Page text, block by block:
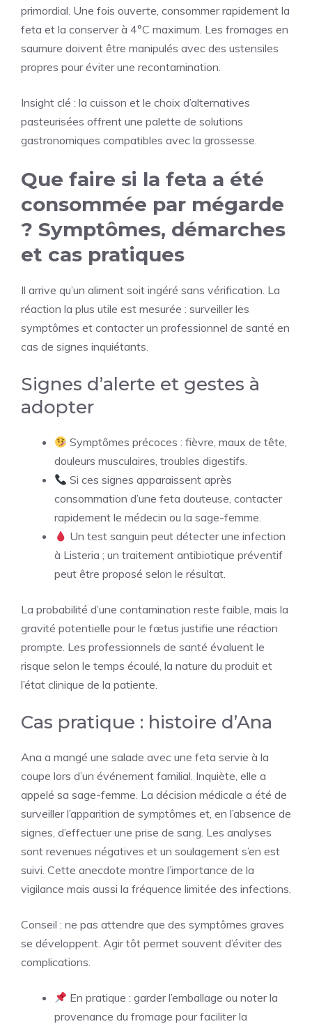
primordial. Une fois ouverte, consommer rapidement la
feta et la conserver à 4°C maximum. Les fromages en
saumure doivent être manipulés avec des ustensiles
propres pour éviter une recontamination.
Insight clé : la cuisson et le choix d’alternatives
pasteurisées offrent une palette de solutions
gastronomiques compatibles avec la grossesse.
Que faire si la feta a été
consommée par mégarde
? Symptômes, démarches
et cas pratiques
Il arrive qu’un aliment soit ingéré sans vérification. La
réaction la plus utile est mesurée : surveiller les
symptômes et contacter un professionnel de santé en
cas de signes inquiétants.
Signes d’alerte et gestes à
adopter
Symptômes précoces : fièvre, maux de tête,
douleurs musculaires, troubles digestifs.
Si ces signes apparaissent après
consommation d’une feta douteuse, contacter
rapidement le médecin ou la sage-femme.
Un test sanguin peut détecter une infection
à Listeria ; un traitement antibiotique préventif
peut être proposé selon le résultat.
La probabilité d’une contamination reste faible, mais la
gravité potentielle pour le fœtus justifie une réaction
prompte. Les professionnels de santé évaluent le
risque selon le temps écoulé, la nature du produit et
l’état clinique de la patiente.
Cas pratique : histoire d’Ana
Ana a mangé une salade avec une feta servie à la
coupe lors d’un événement familial. Inquiète, elle a
appelé sa sage-femme. La décision médicale a été de
surveiller l’apparition de symptômes et, en l’absence de
signes, d’effectuer une prise de sang. Les analyses
sont revenues négatives et un soulagement s’en est
suivi. Cette anecdote montre l’importance de la
vigilance mais aussi la fréquence limitée des infections.
Conseil : ne pas attendre que des symptômes graves
se développent. Agir tôt permet souvent d’éviter des
complications.
En pratique : garder l’emballage ou noter la
provenance du fromage pour faciliter la